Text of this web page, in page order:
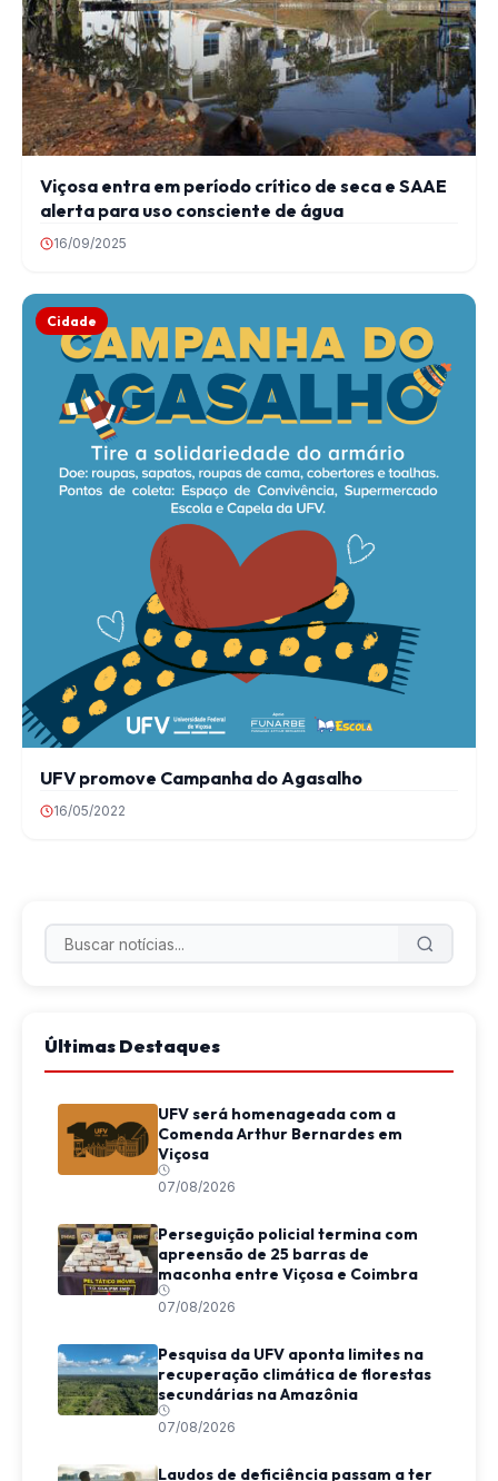
Viçosa entra em período crítico de seca e SAAE
alerta para uso consciente de água
16/09/2025
Cidade
UFV promove Campanha do Agasalho
16/05/2022
Últimas Destaques
UFV será homenageada com a
Comenda Arthur Bernardes em
Viçosa
07/08/2026
Perseguição policial termina com
apreensão de 25 barras de
maconha entre Viçosa e Coimbra
07/08/2026
Pesquisa da UFV aponta limites na
recuperação climática de florestas
secundárias na Amazônia
07/08/2026
Laudos de deficiência passam a ter